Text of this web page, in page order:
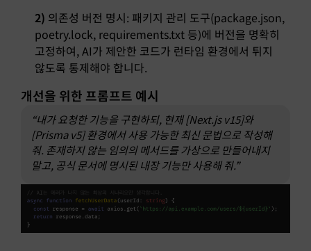
2) 의존성 버전 명시: 패키지 관리 도구(package.json,
poetry.lock, requirements.txt 등)에 버전을 명확히
고정하여, AI가 제안한 코드가 런타임 환경에서 튀지
않도록 통제해야 합니다.
개선을 위한 프롬프트 예시
“내가 요청한 기능을 구현하되, 현재 [Next.js v15]와
[Prisma v5] 환경에서 사용 가능한 최신 문법으로 작성해
줘. 존재하지 않는 임의의 메서드를 가상으로 만들어내지
말고, 공식 문서에 명시된 내장 기능만 사용해 줘.”